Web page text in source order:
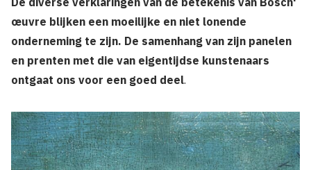
œuvre blijken een moeilijke en niet lonende
onderneming te zijn. De samenhang van zijn panelen
en prenten met die van eigentijdse kunstenaars
ontgaat ons voor een goed deel.